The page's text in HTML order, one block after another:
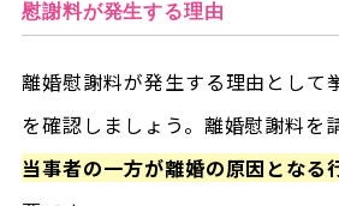
慰謝料が発生する理由
離婚慰謝料が発生する理由として
を確認しましょう。離婚慰謝料を
当事者の一方が離婚の原因となる